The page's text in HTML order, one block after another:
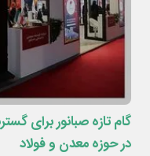
گام تازه صبانور برای
در حوزه معدن و فولاد